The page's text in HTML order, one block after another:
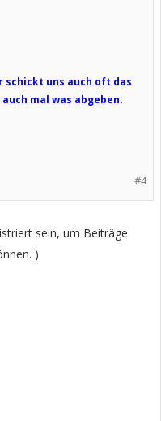
schickt uns auch oft das
mal was abgeben.
#4
sein, um Beiträge
)